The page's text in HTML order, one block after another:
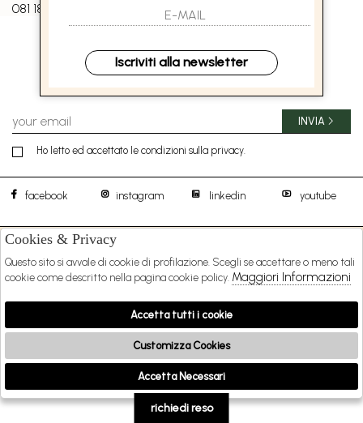
081 1854 5713
ISCRIVITI ALLA NEWSLETTER
Ho letto ed accettato le condizioni sulla privacy.
INVIA
facebook instagram linkedin youtube
DISTIBUTED BY
SHOPPING
EXTRA
2026 BOREAL 1957 s.r.l. - P.iva : 09481231216 Powered by
🍪
Iscriviti alla newsletter
richiedi reso
Cookies & Privacy
Questo sito si avvale di cookie di profilazione. Scegli se accettare o meno tali
cookie come descritto nella pagina cookie policy. Maggiori Informazioni
Accetta tutti i cookie
Customizza Cookies
Accetta Necessari